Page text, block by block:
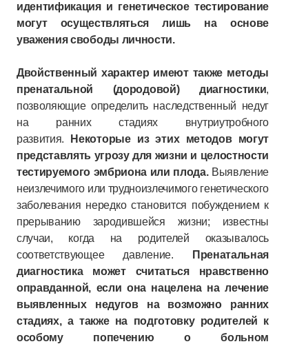
идентификация и генетическое тестирование
могут осуществляться лишь на основе
уважения свободы личности.
Двойственный характер имеют также методы
пренатальной (дородовой) диагностики,
позволяющие определить наследственный недуг
на ранних стадиях внутриутробного
развития.
Некоторые из этих методов могут
представлять угрозу для жизни и целостности
тестируемого эмбриона или плода.Выявление
неизлечимого или трудноизлечимого генетического
заболевания нередко становится побуждением к
прерыванию зародившейся жизни; известны
случаи, когда на родителей оказывалось
соответствующее давление.
Пренатальная
диагностика может считаться нравственно
оправданной, если она нацелена на лечение
выявленных недугов на возможно ранних
стадиях, а также на подготовку родителей к
особому попечению о больном